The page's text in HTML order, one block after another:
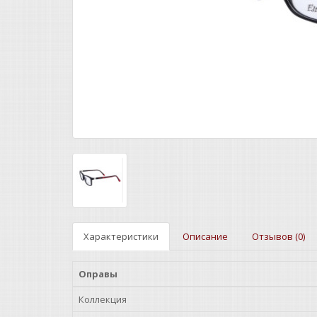
Характеристики Описание Отзывов (0)
Оправы
Коллекция